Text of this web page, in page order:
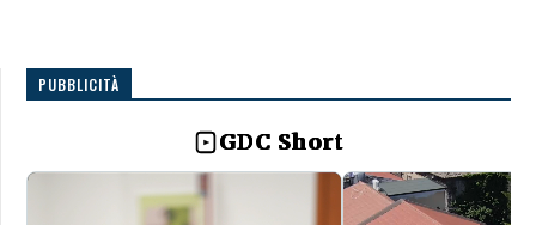
PUBBLICITÀ
GDC Short